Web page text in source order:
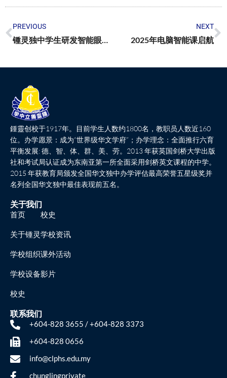
PREVIOUS
锺灵独中学生研发智能眼镜 造福听障群体
NEXT
2025年电脑智能课启航
鍾靈创校于1917年。目前学生人数约1800名，教职员人数近160
位。办学愿景：成为“世界级华文学府”；办学理念：全面推行六育
平衡发展: 德、智、体、群、美、劳。2013 年获英国剑桥大学出版
社和考试局认证成为东南亚第一所全面采用剑桥英文课程的中学。
2015 年获教育局颁发全国华文独中办学评估最高荣誉五星级奖并
名列全国华文独中最佳表现前五名。
关于我们
首页
关于锺灵
学校组织
学校设备
校史
校史
学校资讯
课外活动
影片
联系我们
+604-828 3655 / +604-828 3373
+604-828 0656
info@clphs.edu.my
chunglingprivate